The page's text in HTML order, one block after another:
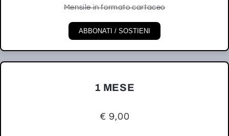
Mensile in formato cartaceo
ABBONATI / SOSTIENI
1 MESE
€ 9,00